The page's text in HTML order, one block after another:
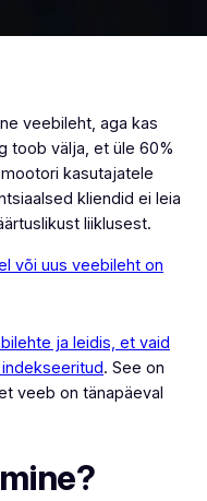
veebileht, aga kas
toob välja, et üle 60%
kasutajatele
kliendid ei leia
liiklusest.
või uus veebileht on
ja leidis, et vaid
. See on
veeb on tänapäeval